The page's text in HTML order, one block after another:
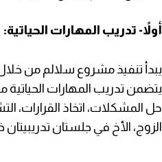
أولاً- تدريب المهارات الحياتية:
يبدأ تنفيذ مشروع سلالم من
يتضمن تدريب المهارات
حل المشكلات، اتخاذ القرارات،
الزوج، الأخ في جلستان